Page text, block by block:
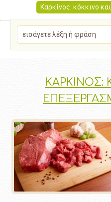
Καρκίνος: κόκκινο
ΚΑΡΚΙΝΟΣ: